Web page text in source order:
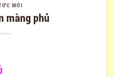
MỚI
màng phủ